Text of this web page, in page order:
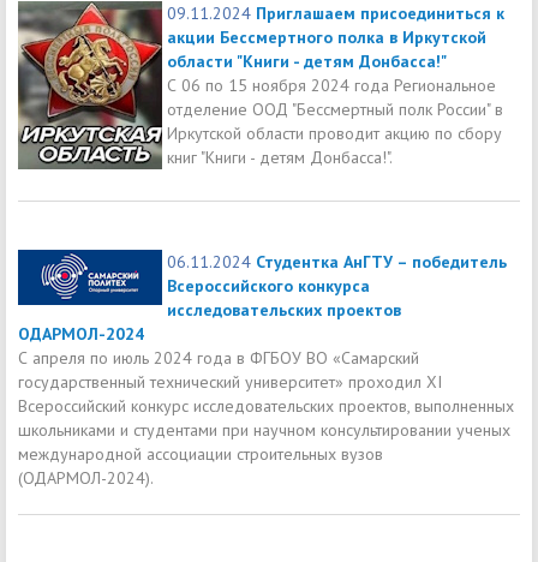
09.11.2024 Приглашаем присоединиться к
акции Бессмертного полка в Иркутской
области "Книги - детям Донбасса!"
С 06 по 15 ноября 2024 года Региональное
отделение ООД "Бессмертный полк России" в
Иркутской области проводит акцию по сбору
книг "Книги - детям Донбасса!".
06.11.2024 Студентка АнГТУ – победитель
Всероссийского конкурса
исследовательских проектов
ОДАРМОЛ-2024
С апреля по июль 2024 года в ФГБОУ ВО «Самарский
государственный технический университет» проходил XI
Всероссийский конкурс исследовательских проектов, выполненных
школьниками и студентами при научном консультировании ученых
международной ассоциации строительных вузов
(ОДАРМОЛ-2024).